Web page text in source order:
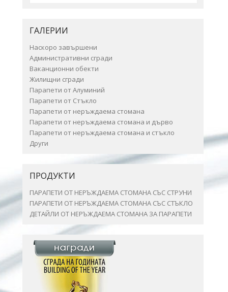
ГАЛЕРИИ
Наскоро завършени
Административни сгради
Ваканционни обекти
Жилищни сгради
Парапети от Алуминий
Парапети от Стъкло
Парапети от неръждаема стомана
Парапети от неръждаема стомана и дърво
Парапети от неръждаема стомана и стъкло
Други
ПРОДУКТИ
ПАРАПЕТИ ОТ НЕРЪЖДАЕМА СТОМАНА СЪС СТРУНИ
ПАРАПЕТИ ОТ НЕРЪЖДАЕМА СТОМАНА СЪС СТЪКЛО
ДЕТАЙЛИ ОТ НЕРЪЖДАЕМА СТОМАНА ЗА ПАРАПЕТИ